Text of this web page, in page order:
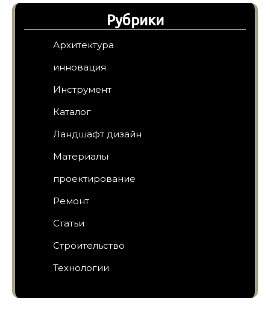
Рубрики
Архитектура
инновация
Инструмент
Каталог
Ландшафт дизайн
Материалы
проектирование
Ремонт
Статьи
Строительство
Технологии